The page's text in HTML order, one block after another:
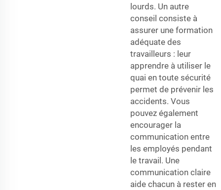
lourds. Un autre
conseil consiste à
assurer une formation
adéquate des
travailleurs : leur
apprendre à utiliser le
quai en toute sécurité
permet de prévenir les
accidents. Vous
pouvez également
encourager la
communication entre
les employés pendant
le travail. Une
communication claire
aide chacun à rester en